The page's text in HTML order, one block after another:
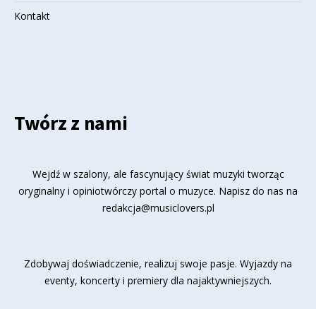
Kontakt
Twórz z nami
Wejdź w szalony, ale fascynujący świat muzyki tworząc
oryginalny i opiniotwórczy portal o muzyce. Napisz do nas na
redakcja@musiclovers.pl
Zdobywaj doświadczenie, realizuj swoje pasje. Wyjazdy na
eventy, koncerty i premiery dla najaktywniejszych.